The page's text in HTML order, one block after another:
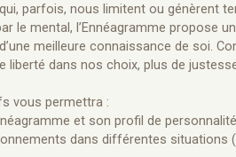
parfois, nous limitent ou génèrent
le mental, l’Ennéagramme propose
meilleure connaissance de soi.
liberté dans nos choix, plus de
vous permettra :
et son profil de
dans différentes situations